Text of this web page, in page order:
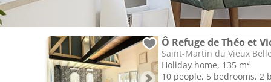
Ô Refuge de Théo et
Saint-Martin du Vieux
Holiday home, 135 m²
10 people, 5 bedrooms, 2